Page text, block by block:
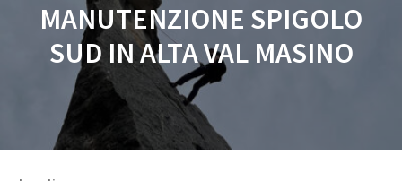
MANUTENZIONE SPIGOLO
SUD IN ALTA VAL MASINO